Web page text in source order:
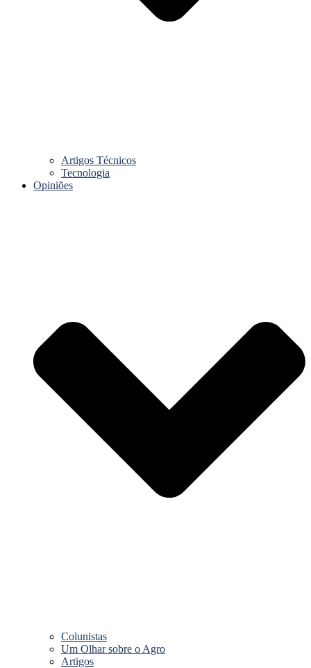
Artigos Técnicos
Tecnologia
Opiniões
Colunistas
Um Olhar sobre o Agro
Artigos